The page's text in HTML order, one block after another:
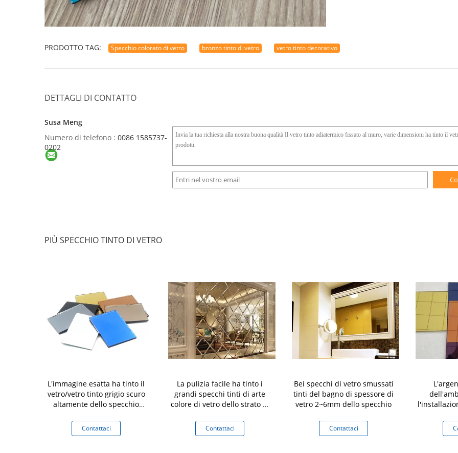
PRODOTTO TAG: Specchio colorato di vetro bronzo tinto di vetro vetro tinto decorativo
DETTAGLI DI CONTATTO
Susa Meng
Numero di telefono : 0086 1585737-
0202
PIÙ SPECCHIO TINTO DI VETRO
L'immagine esatta ha tinto il
vetro/vetro tinto grigio scuro
altamente dello specchio
Contattaci
La pulizia facile ha tinto i
grandi specchi tinti di arte
colore di vetro dello strato di
Contattaci
Bei specchi di vetro smussati
tinti del bagno di spessore di
vetro 2~6mm dello specchio
Contattaci